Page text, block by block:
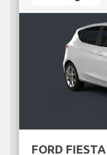
FORD FIESTA